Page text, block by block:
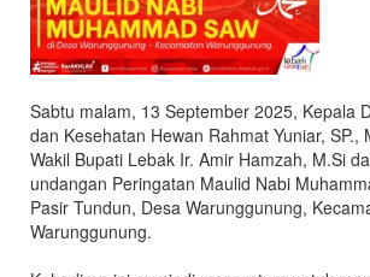
Sabtu malam, 13 September 2025, Kepala
dan Kesehatan Hewan Rahmat Yuniar, SP.,
Wakil Bupati Lebak Ir. Amir Hamzah, M.Si
undangan Peringatan Maulid Nabi
Pasir Tundun, Desa Warunggunung,
Warunggunung.